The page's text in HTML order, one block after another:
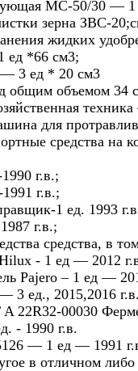
МС-50/30 — 1
зерна ЗВС-
жидких
ед *66 см3;
— 3 ед * 20 см3
общим объемом 34
для
средства на
г.в.;
г.в.;
1 ед. 1993
г.в.;
средства, в
- 1 ед — 2012
Pajero – 1 ед —
3 ед., 2015,2016
22R32-00030
- 1990 г.в.
— 1 ед — 1991
в отличном